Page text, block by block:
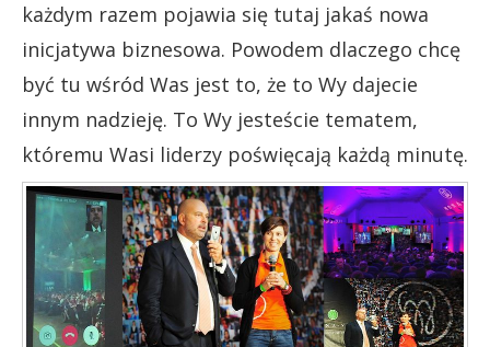
każdym razem pojawia się tutaj jakaś nowa
inicjatywa biznesowa. Powodem dlaczego chcę
być tu wśród Was jest to, że to Wy dajecie
innym nadzieję. To Wy jesteście tematem,
któremu Wasi liderzy poświęcają każdą minutę.